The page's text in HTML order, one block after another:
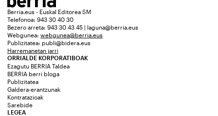
Berria.eus - Euskal Editorea SM
Telefonoa: 943 30 40 30
Bezero arreta: 943 30 43 45 | laguna@berria.eus
Webgunea: webgunea@berria.eus
Publizitatea: publi@bidera.eus
Harremanetan jarri
ORRIALDE KORPORATIBOAK
Ezagutu BERRIA Taldea
BERRIA berri bloga
Publizitatea
Galdera-erantzunak
Kontratazioak
Sarebide
LEGEA